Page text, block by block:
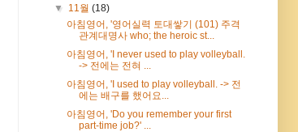
▼ 11월(18)
아침영어, '영어실력 토대쌓기 (101) 주격
관계대명사 who; the heroic st...
아침영어, 'I never used to play volleyball.
-> 전에는 전혀 ...
아침영어, 'I used to play volleyball. -> 전
에는 배구를 했어요...
아침영어, 'Do you remember your first
part-time job?' ...